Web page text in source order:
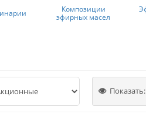
Композиции
эфирных масел
Показать: